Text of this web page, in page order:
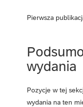
Pierwsza
wydania
Pozycje w tej
wydania na ten